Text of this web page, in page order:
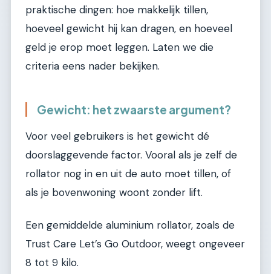
praktische dingen: hoe makkelijk tillen,
hoeveel gewicht hij kan dragen, en hoeveel
geld je erop moet leggen. Laten we die
criteria eens nader bekijken.
Gewicht: het zwaarste argument?
Voor veel gebruikers is het gewicht dé
doorslaggevende factor. Vooral als je zelf de
rollator nog in en uit de auto moet tillen, of
als je bovenwoning woont zonder lift.
Een gemiddelde aluminium rollator, zoals de
Trust Care Let’s Go Outdoor, weegt ongeveer
8 tot 9 kilo.